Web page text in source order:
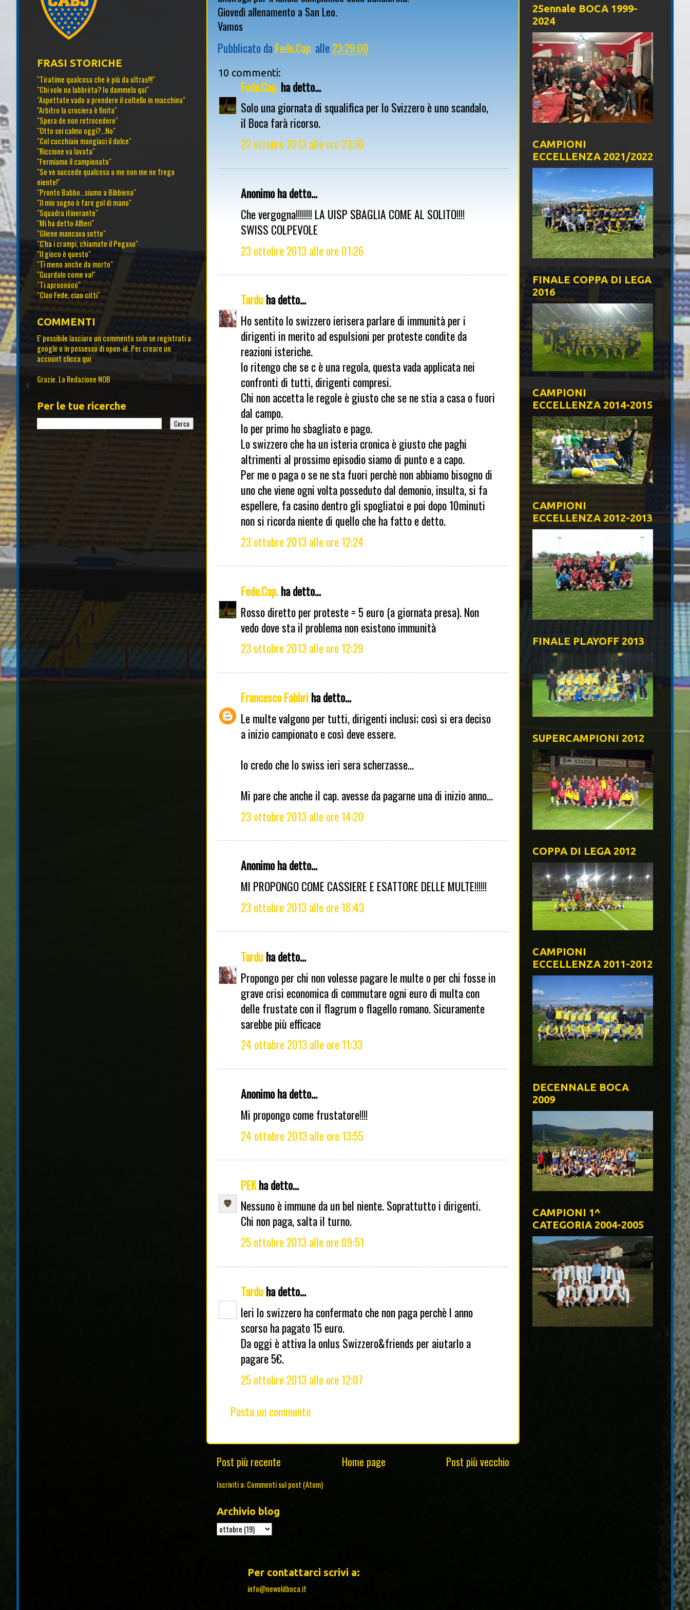
Giovedì allenamento a San Leo.
Vamos
Pubblicato daFede.Cap.alle23:29:00
10 commenti:
Fede.Cap.ha detto...
Solo una giornata di squalifica per lo Svizzero è uno scandalo,
il Boca farà ricorso.
22 ottobre 2013 alle ore 23:30
Anonimo ha detto...
Che vergogna!!!!!!!! LA UISP SBAGLIA COME AL SOLITO!!!!
SWISS COLPEVOLE
23 ottobre 2013 alle ore 01:26
Tarduha detto...
Ho sentito lo swizzero ierisera parlare di immunità per i
dirigenti in merito ad espulsioni per proteste condite da
reazioni isteriche.
Io ritengo che se c è una regola, questa vada applicata nei
confronti di tutti, dirigenti compresi.
Chi non accetta le regole è giusto che se ne stia a casa o fuori
dal campo.
Io per primo ho sbagliato e pago.
Lo swizzero che ha un isteria cronica è giusto che paghi
altrimenti al prossimo episodio siamo di punto e a capo.
Per me o paga o se ne sta fuori perchè non abbiamo bisogno di
uno che viene ogni volta posseduto dal demonio, insulta, si fa
espellere, fa casino dentro gli spogliatoi e poi dopo 10minuti
non si ricorda niente di quello che ha fatto e detto.
23 ottobre 2013 alle ore 12:24
Fede.Cap.ha detto...
Rosso diretto per proteste = 5 euro (a giornata presa). Non
vedo dove sta il problema non esistono immunità
23 ottobre 2013 alle ore 12:29
Francesco Fabbriha detto...
Le multe valgono per tutti, dirigenti inclusi; così si era deciso
a inizio campionato e così deve essere.
Io credo che lo swiss ieri sera scherzasse...
Mi pare che anche il cap. avesse da pagarne una di inizio anno...
23 ottobre 2013 alle ore 14:20
Anonimo ha detto...
MI PROPONGO COME CASSIERE E ESATTORE DELLE MULTE!!!!!!
23 ottobre 2013 alle ore 18:43
Tarduha detto...
Propongo per chi non volesse pagare le multe o per chi fosse in
grave crisi economica di commutare ogni euro di multa con
delle frustate con il flagrum o flagello romano. Sicuramente
sarebbe più efficace
24 ottobre 2013 alle ore 11:33
Anonimo ha detto...
Mi propongo come frustatore!!!!
24 ottobre 2013 alle ore 13:55
PEKha detto...
Nessuno è immune da un bel niente. Soprattutto i dirigenti.
Chi non paga, salta il turno.
25 ottobre 2013 alle ore 09:51
Tarduha detto...
Ieri lo swizzero ha confermato che non paga perchè l anno
scorso ha pagato 15 euro.
Da oggi è attiva la onlus Swizzero&friends per aiutarlo a
pagare 5€.
25 ottobre 2013 alle ore 12:07
Posta un commento
Post più recente Post più vecchio
Home page
Iscriviti a:Commenti sul post (Atom)
Archivio blog
FRASI STORICHE
"Tiratime qualcosa che è più da ultras!!!"
"Chi vole na labbrèta? Io dammela qui"
"Aspettate vado a prendere il coltello in macchina"
"Arbitro la crociera è finita"
"Spera de non retrocedere"
"Otto sei calmo oggi?...No"
"Col cucchiaio mangiaci il dolce"
"Riccione va lavata"
"Fermiamo il campionato"
"Se ve succede qualcosa a me non me ne frega
niente!"
"Pronto Babbo...siamo a Bibbiena"
"Il mio sogno è fare gol di mano"
"Squadra itinerante"
"Mi ha detto Alfieri"
"Gliene mancava sette"
"C'ha i crampi, chiamate il Pegaso"
"Il gioco è questo"
"Ti meno anche da morto"
"Guardalo come va!"
"Ti aproooooo"
"Ciao Fede, ciao citti"
COMMENTI
E' possibile lasciare un commento solo se registrati a
google o in possesso di open-id. Per creare un
account clicca qui
Grazie. La Redazione NOB
Per le tue ricerche
25ennale BOCA 1999-
2024
CAMPIONI
ECCELLENZA 2021/2022
FINALE COPPA DI LEGA
2016
CAMPIONI
ECCELLENZA 2014-2015
CAMPIONI
ECCELLENZA 2012-2013
FINALE PLAYOFF 2013
SUPERCAMPIONI 2012
COPPA DI LEGA 2012
CAMPIONI
ECCELLENZA 2011-2012
DECENNALE BOCA
2009
CAMPIONI 1^
CATEGORIA 2004-2005
Per contattarci scrivi a:
info@newoldboca.it